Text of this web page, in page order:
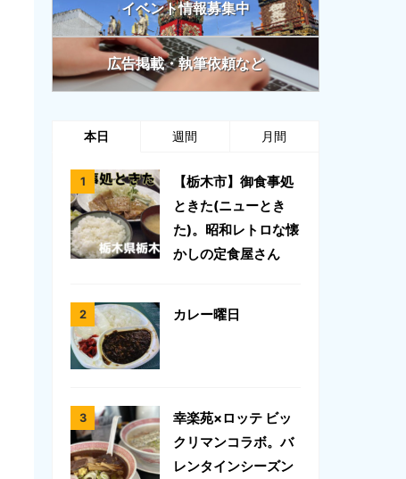
イベント情報募集中
広告掲載・執筆依頼など
本日 週間 月間
【栃木市】御食事処
ときた(ニューとき
た)。昭和レトロな懐
かしの定食屋さん
カレー曜日
幸楽苑×ロッテ ビッ
クリマンコラボ。バ
レンタインシーズン